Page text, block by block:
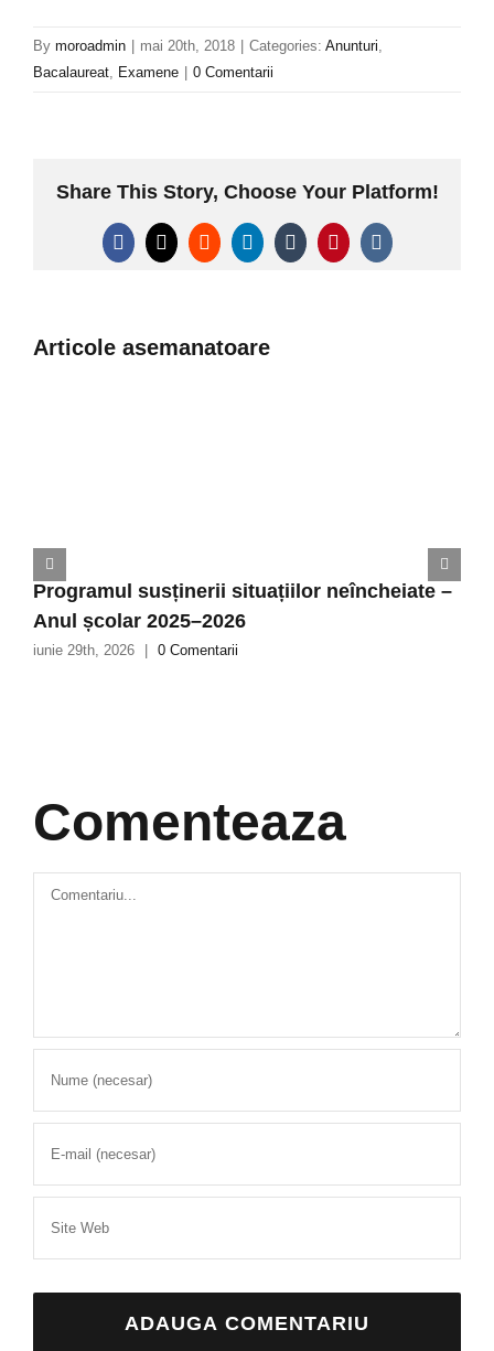
By moroadmin mai 20th, 2018 Categories: Anunturi,
Bacalaureat, Examene 0 Comentarii
Share This Story, Choose Your Platform!
Facebook
X RedditLinkedInTumblrPinterest
Vk
Articole asemanatoare
Programul susținerii situațiilor neîncheiate –
Anul școlar 2025–2026
iunie 29th, 2026 | 0 Comentarii
Comenteaza
Comment